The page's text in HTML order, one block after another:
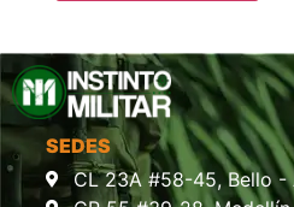
SEDES
CL 23A #58-45, Bello -